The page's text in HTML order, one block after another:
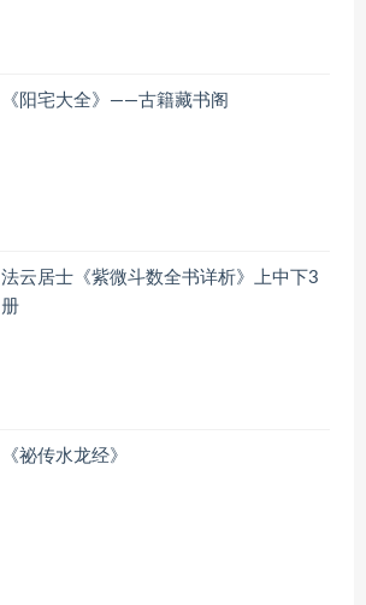
《阳宅大全》——古籍藏书阁
法云居士《紫微斗数全书详析》上中下3
册
《祕传水龙经》